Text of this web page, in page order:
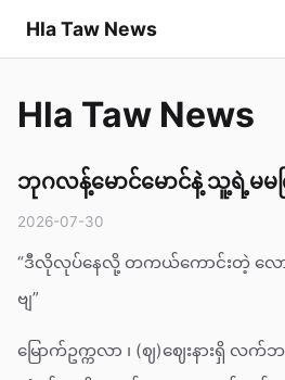
Hla Taw News
Hla Taw News
ဘုဂလန့်မောင်မောင်နဲ့ သူ့ရဲ့မမက
2026-07-30
“ဒီလိုလုပ်နေလို့ တကယ်ကောင်းတဲ့ လေ
ဗျ”
မြောက်ဥက္ကလာ ၊ (ဈ)ဈေးနားရှိ